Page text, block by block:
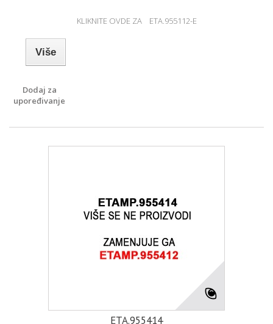
KLIKNITE OVDE ZA ETA.955112-E
Više
Dodaj za
upoređivanje
ETA.955414